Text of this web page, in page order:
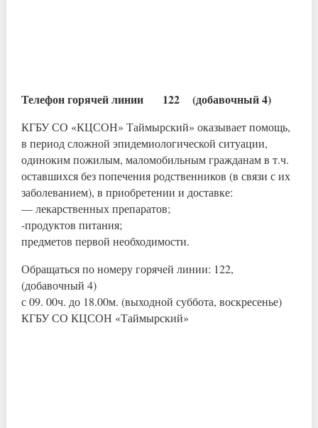
Телефон горячей линии 122 (добавочный 4)
КГБУ СО «КЦСОН» Таймырский» оказывает помощь,
в период сложной эпидемиологической ситуации,
одиноким пожилым, маломобильным гражданам в т.ч.
оставшихся без попечения родственников (в связи с их
заболеванием), в приобретении и доставке:
— лекарственных препаратов;
-продуктов питания;
предметов первой необходимости.
Обращаться по номеру горячей линии: 122,
(добавочный 4)
с 09. 00ч. до 18.00м. (выходной суббота, воскресенье)
КГБУ СО КЦСОН «Таймырский»